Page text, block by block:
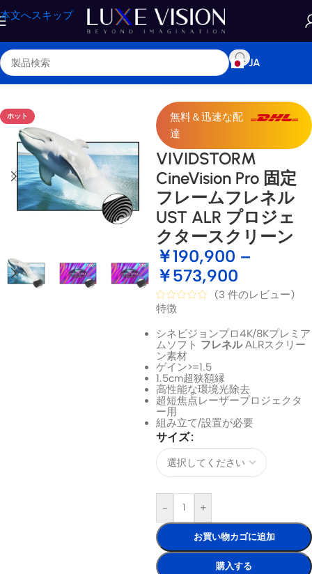
本文へスキップ
JA
プ/プロジェクタースクリーン/超短焦点プロジェクタースクリーン
ホット
無料＆迅速な配
達
VIVIDSTORM
CineVision Pro 固定
フレームフレネル
UST ALR プロジェ
クタースクリーン
￥190,900 –
￥573,900
(3 件のレビュー)
特徴
シネビジョンプロ4K/8Kプレミア
ムソフト フレネルALRスクリー
ン素材
ゲイン>=1.5
1.5cm超狭額縁
高性能な環境光除去
超短焦点レーザープロジェクタ
ー用
組み立て/設置が必要
サイズ
- +
お買い物カゴに追加
購入する